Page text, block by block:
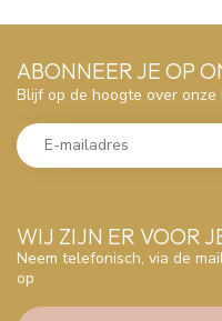
WIJ ZIJN ER VOOR
Neem telefonisch, via de
op
ABONNEER JE OP
Blijf op de hoogte over